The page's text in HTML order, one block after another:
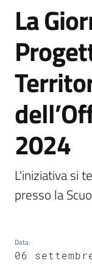
Amministrazione
Novità
Menu selezionato
Servizi
Vivere
Guelfo
Servizi
Salta al contenuto
La
2024
L'iniziativa si
presso la
Data:
06